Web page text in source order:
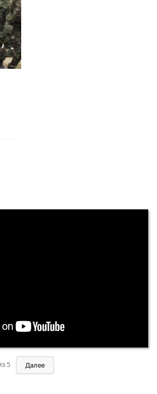
5 Далее